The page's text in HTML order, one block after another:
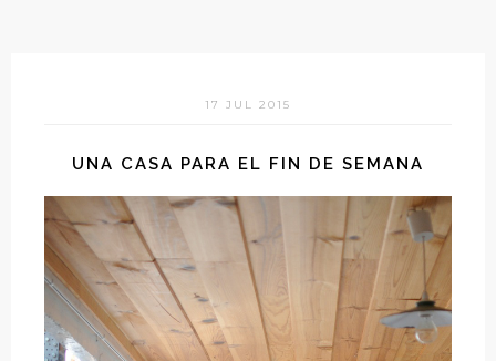
17 JUL 2015
UNA CASA PARA EL FIN DE SEMANA